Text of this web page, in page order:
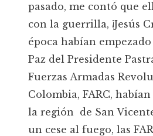
pasado, me contó que
con la guerrilla, ¡Jesús
época habían
Paz del Presidente
Fuerzas Armadas
Colombia, FARC,
la región de San
un cese al fuego, las